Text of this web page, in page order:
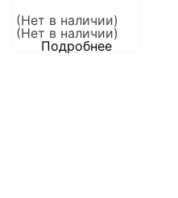
(Нет в наличии)
(Нет в наличии)
Подробнее